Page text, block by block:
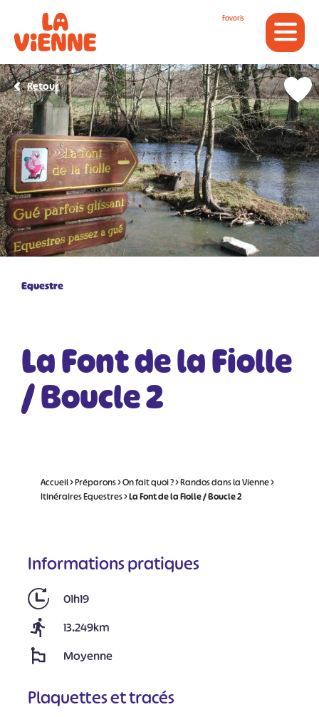
Favoris
Equestre
La Font de la Fiolle
/ Boucle 2
Retour
Accueil>Préparons>On fait quoi ?>Randos dans la Vienne>
Itinéraires Equestres>La Font de la Fiolle / Boucle 2
Informations pratiques
01h19
13.249km
Moyenne
Plaquettes et tracés